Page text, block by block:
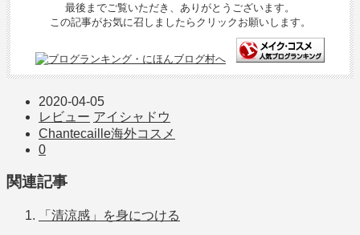
最後までご覧いただき、ありがとうございます。
この記事がお気に召しましたらクリックお願いします。
2020-04-05
レビュー アイシャドウ
Chantecaille海外コスメ
0
関連記事
「清涼感」を身につける